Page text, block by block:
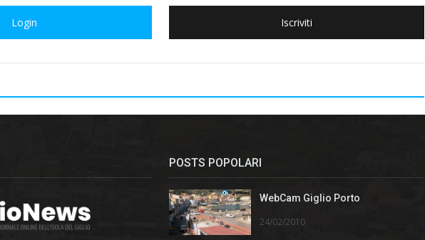
Login Iscriviti
POSTS POPOLARI
WebCam Giglio Porto
24/02/2010